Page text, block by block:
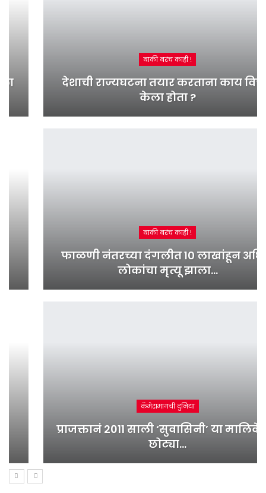
बाकी बरंच काही !
देशाची राज्यघटना तयार करताना काय विचार
केला होता ?
बाकी बरंच काही !
फाळणी नंतरच्या दंगलीत १० लाखांहून अधिक
लोकांचा मृत्यू झाला…
कॅमेरामागची दुनिया
प्राजक्तानं 2011 साली ‘सुवासिनी’ या मालिकेतून
छोट्या…